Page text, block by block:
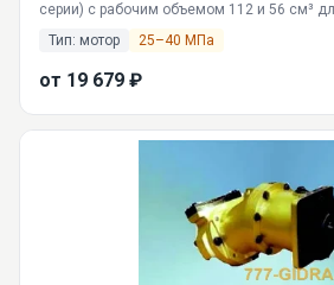
серии) с рабочим объемом 112 и 56 см³
Екатеринбурга.
Тип: мотор 25–40 МПа
от 19 679 ₽